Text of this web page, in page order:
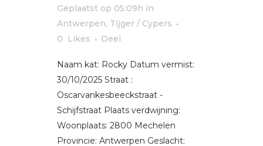
Geplaatst op 05:09h in
Antwerpen, Tijger / Cypers
0
Likes Deel
Naam kat: Rocky Datum vermist:
30/10/2025 Straat :
Oscarvankesbeeckstraat -
Schijfstraat Plaats verdwijning:
Woonplaats: 2800 Mechelen
Provincie: Antwerpen Geslacht: